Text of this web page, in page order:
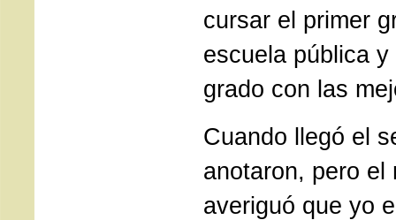
cursar el primer
escuela pública
grado con las
Cuando llegó el
anotaron, pero el
averiguó que yo